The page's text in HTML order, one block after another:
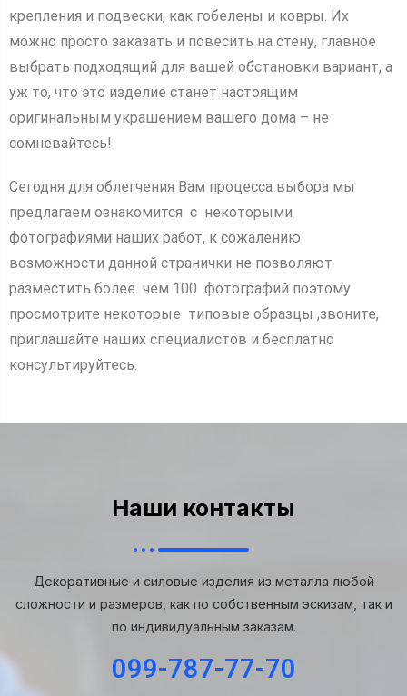
крепления и подвески, как гобелены и ковры. Их
можно просто заказать и повесить на стену, главное
выбрать подходящий для вашей обстановки вариант, а
уж то, что это изделие станет настоящим
оригинальным украшением вашего дома – не
сомневайтесь!
Сегодня для облегчения Вам процесса выбора мы
предлагаем ознакомится с некоторыми
фотографиями наших работ, к сожалению
возможности данной странички не позволяют
разместить более чем 100 фотографий поэтому
просмотрите некоторые типовые образцы ,звоните,
приглашайте наших специалистов и бесплатно
консультируйтесь.
Наши контакты
Декоративные и силовые изделия из металла любой
сложности и размеров, как по собственным эскизам, так и
по индивидуальным заказам.
099-787-77-70